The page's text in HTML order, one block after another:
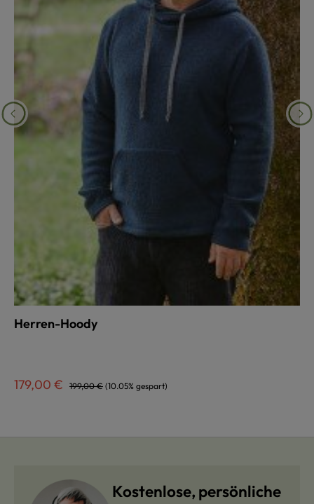
Herren-Hoody
Verkaufspreis:
179,00 € Regulärer Preis:
199,00 € (10.05% gespart)
Kostenlose, persönliche